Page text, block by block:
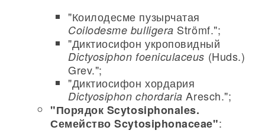
"Коилодесме пузырчатая
Coilodesme bulligera Strömf.";
"Диктиосифон укроповидный
Dictyosiphon foeniculaceus (Huds.)
Grev.";
"Диктиосифон хордария
Dictyosiphon chordaria Aresch.";
"Порядок Scytosiphonales.
Семейство Scytosiphonaceae":